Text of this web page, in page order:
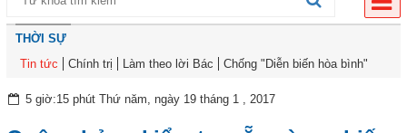
THỜI SỰ
Tin tức
Chính trị Làm theo lời Bác Chống "Diễn biến hòa bình"
5 giờ:15 phút Thứ năm, ngày 19 tháng 1 , 2017